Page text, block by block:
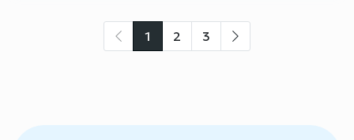
1 2 3